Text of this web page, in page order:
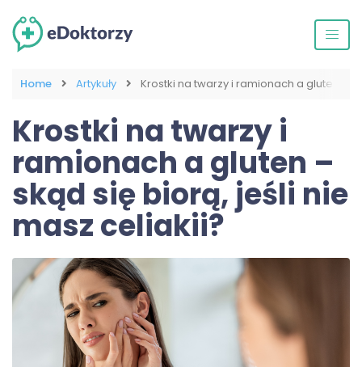
Home Artykuły Krostki na twarzy i ramionach a gluten –
Krostki na twarzy i
ramionach a gluten –
skąd się biorą, jeśli nie
masz celiakii?